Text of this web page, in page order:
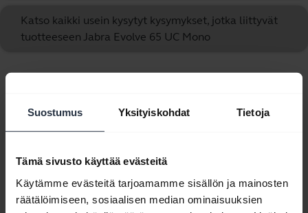
Suostumus Yksityiskohdat Tietoja
Tämä sivusto käyttää evästeitä
Käytämme evästeitä tarjoamamme sisällön ja mainosten
räätälöimiseen, sosiaalisen median ominaisuuksien
Katso kaikki usein kysytyt kysymykset, jotka liittyvät
tuotteeseen Jabra Evolve 65 UC Mono
Tuoteasiakirjat